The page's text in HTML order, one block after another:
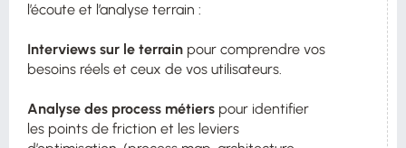
l’écoute et l’analyse terrain :
Interviews sur le terrain pour comprendre vos
besoins réels et ceux de vos utilisateurs.
Analyse des process métiers pour identifier
les points de friction et les leviers